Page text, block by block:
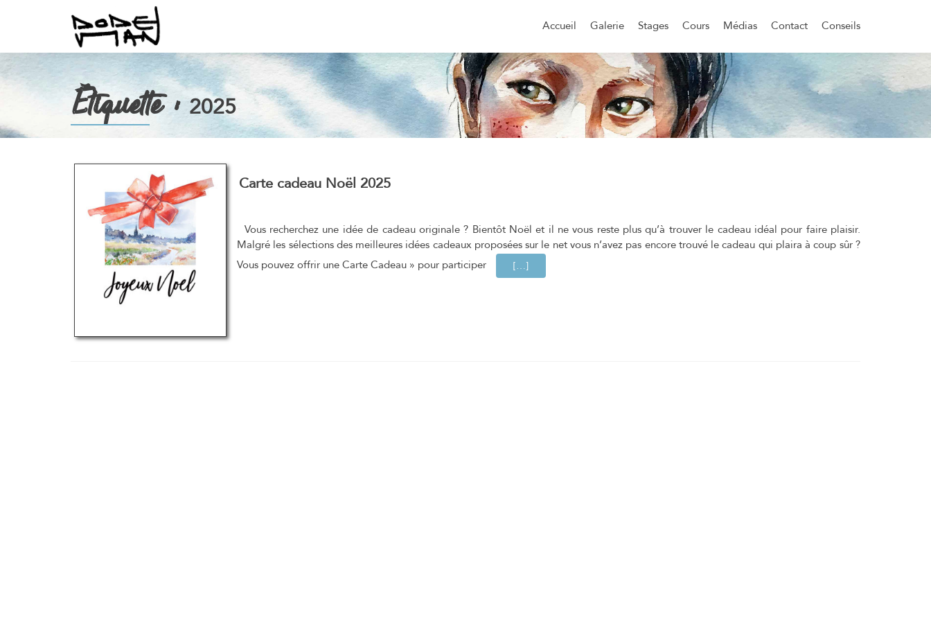
au
principal
Accueil Galerie Stages Cours Médias Contact Conseils
Étiquette :2025
Carte cadeau Noël 2025
Vous recherchez une idée de cadeau originale ? Bientôt Noël et il ne vous reste plus qu’à trouver le cadeau idéal pour faire plaisir.
Malgré les sélections des meilleures idées cadeaux proposées sur le net vous n’avez pas encore trouvé le cadeau qui plaira à coup sûr ?
Vous pouvez offrir une Carte Cadeau » pour participer
EN SAVOIR PLUS SURCARTE CADEAU NOËL 2025
[…]